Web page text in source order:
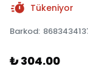
Tükeniyor
Barkod:
₺ 304.00